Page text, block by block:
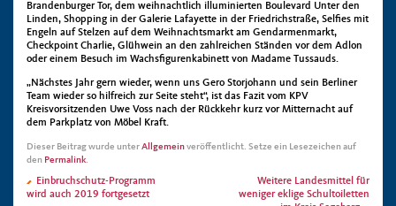
Brandenburger Tor, dem weihnachtlich illuminierten Boulevard Unter den
Linden, Shopping in der Galerie Lafayette in der Friedrichstraße, Selfies mit
Engeln auf Stelzen auf dem Weihnachtsmarkt am Gendarmenmarkt,
Checkpoint Charlie, Glühwein an den zahlreichen Ständen vor dem Adlon
oder einem Besuch im Wachsfigurenkabinett von Madame Tussauds.
„Nächstes Jahr gern wieder, wenn uns Gero Storjohann und sein Berliner
Team wieder so hilfreich zur Seite steht“, ist das Fazit vom KPV
Kreisvorsitzenden Uwe Voss nach der Rückkehr kurz vor Mitternacht auf
dem Parkplatz von Möbel Kraft.
Dieser Beitrag wurde unterAllgemeinveröffentlicht. Setze ein Lesezeichen auf
den Permalink.
Einbruchschutz-Programm
wird auch 2019 fortgesetzt
Weitere Landesmittel für
weniger eklige Schultoiletten